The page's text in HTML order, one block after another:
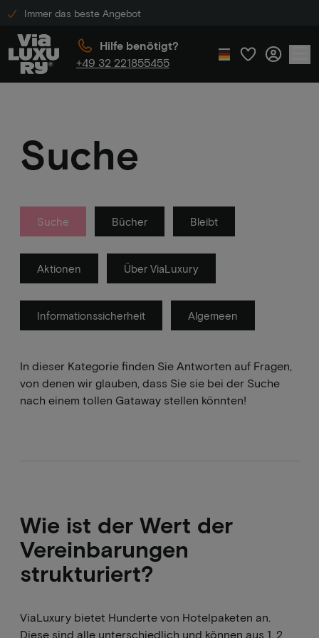
Immer das beste Angebot
Hilfe benötigt?
+49 32 221855455
Suche
Suche Bücher Bleibt
Aktionen Über ViaLuxury
Informationssicherheit Algemeen
In dieser Kategorie finden Sie Antworten auf Fragen,
von denen wir glauben, dass Sie sie bei der Suche
nach einem tollen Gataway stellen könnten!
Wie ist der Wert der
Vereinbarungen
strukturiert?
ViaLuxury bietet Hunderte von Hotelpaketen an.
Diese sind alle unterschiedlich und können aus 1, 2